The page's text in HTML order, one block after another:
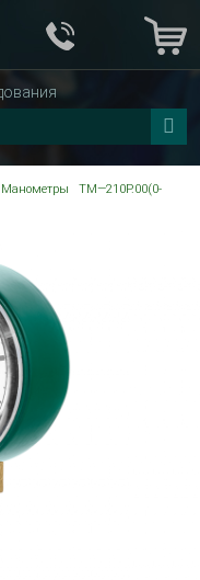
Манометры
ТМ—210Р.00(0-